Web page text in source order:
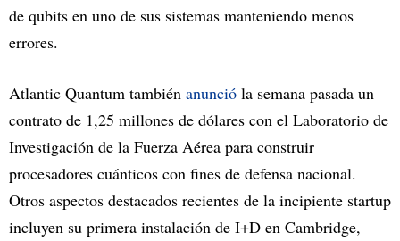
de qubits en uno de sus sistemas manteniendo menos
errores.
Atlantic Quantum también anunció la semana pasada un
contrato de 1,25 millones de dólares con el Laboratorio de
Investigación de la Fuerza Aérea para construir
procesadores cuánticos con fines de defensa nacional.
Otros aspectos destacados recientes de la incipiente startup
incluyen su primera instalación de I+D en Cambridge,